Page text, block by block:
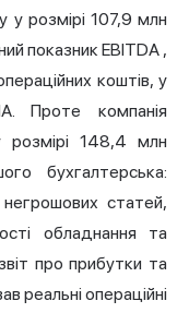
у розмірі 107,9 млн
показник EBITDA,
коштів, у
Проте компанія
розмірі 148,4 млн
бухгалтерська:
статей,
обладнання та
про прибутки та
реальні операційні